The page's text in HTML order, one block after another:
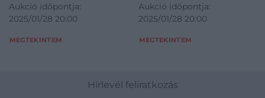
Aukció időpontja:
2025/01/28 20:00
MEGTEKINTEM
Aukció időpontja:
2025/01/28 20:00
MEGTEKINTEM
Hírlevél feliratkozás